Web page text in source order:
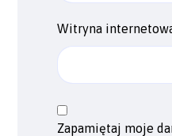
Witryna
Zapamiętaj moje